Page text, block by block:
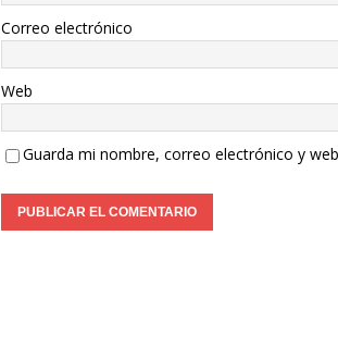
Correo electrónico
Web
Guarda mi nombre, correo electrónico y